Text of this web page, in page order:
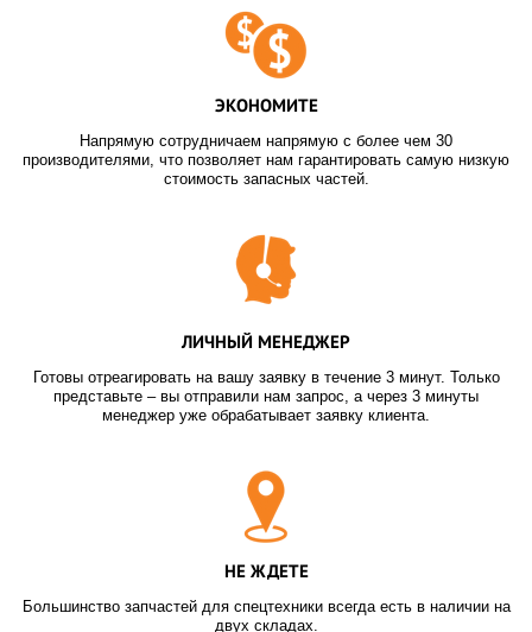
ЭКОНОМИТЕ
Напрямую сотрудничаем напрямую с более чем 30
производителями, что позволяет нам гарантировать самую низкую
стоимость запасных частей.
ЛИЧНЫЙ МЕНЕДЖЕР
Готовы отреагировать на вашу заявку в течение 3 минут. Только
представьте – вы отправили нам запрос, а через 3 минуты
менеджер уже обрабатывает заявку клиента.
НЕ ЖДЕТЕ
Большинство запчастей для спецтехники всегда есть в наличии на
двух складах.